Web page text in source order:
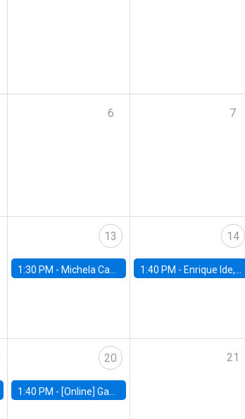
6 7
13
1:30 PM - Michela Carlana, Harvard Kennedy School
14
1:40 PM - Enrique Ide, IESE
20
1:40 PM - [Online] Gabriel Englander, World Bank
21